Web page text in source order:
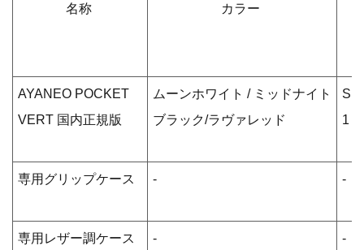
名称 カラー
AYANEO POCKET
VERT 国内正規版
ムーンホワイト / ミッドナイト
ブラック/ラヴァレッド
1 /
専用グリップケース - -
専用レザー調ケース - -